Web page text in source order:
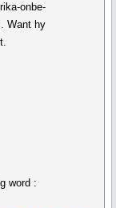
onbe-
Want hy
word :